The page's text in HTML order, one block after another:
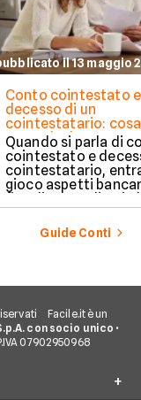
il 13 maggio
Conto cointestato e
decesso di un
cointestatario: cosa
succede davvero
blocchi, quote e
successione
Quando si parla di
cointestato e
cointestatario,
gioco aspetti
fiscali ed ereditari
spesso generano
confusione.
Guide Conti
Facile.it è un
con socio unico •
07902950968